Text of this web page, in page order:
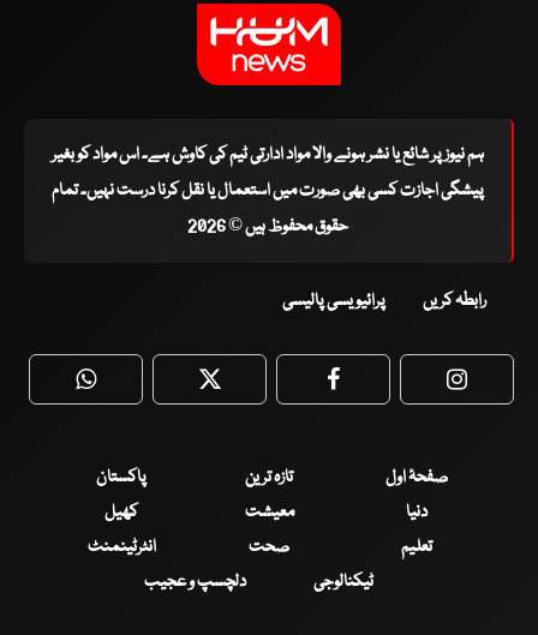
ہم نیوز پر شائع یا نشر ہونے والا مواد ادارتی ٹیم کی کاوش ہے۔ اس مواد کو بغیر
پیشگی اجازت کسی بھی صورت میں استعمال یا نقل کرنا درست نہیں۔ تمام
حقوق محفوظ ہیں © 2026
رابطہ کریں پرائیویسی پالیسی
WhatsApp Twitter Facebook
صفحۂ اول تازہ ترین
پاکستان
دنیا
معیشت
کھیل
تعلیم
صحت
انٹرٹینمنٹ
ٹیکنالوجی
دلچسپ و عجیب